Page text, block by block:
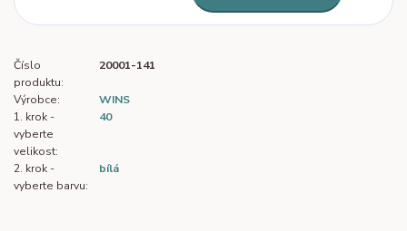
Číslo
produktu:
20001-141
Výrobce:
WINS
1. krok -
vyberte
velikost:
40
2. krok -
vyberte barvu:
bílá